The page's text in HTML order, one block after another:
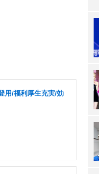
用/福利厚生充実/効